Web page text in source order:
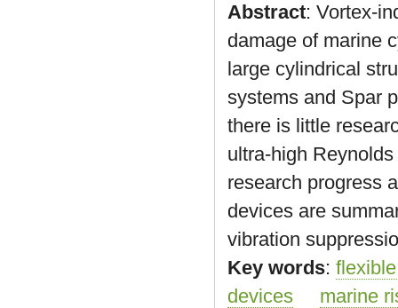
Abstract: Vortex-
damage of marine
large cylindrical
systems and Spar
there is little
ultra-high
research progress
devices are
vibration
Key words:
devices
marine